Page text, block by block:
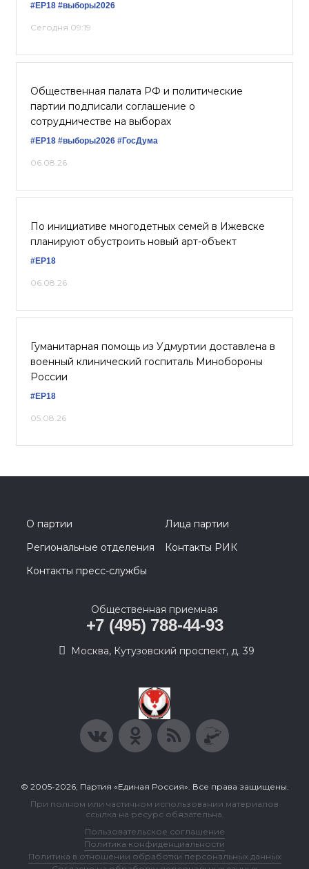
#ЕР18 #выборы2026
Сегодня 09:19
Общественная палата РФ и политические
партии подписали соглашение о
сотрудничестве на выборах
#ЕР18 #выборы2026 #ГосДума
06.08.26
По инициативе многодетных семей в Ижевске
планируют обустроить новый арт-объект
#ЕР18
06.08.26
Гуманитарная помощь из Удмуртии доставлена в
военный клинический госпиталь Минобороны
России
#ЕР18
05.08.26
О партии
Лица партии
Региональные отделения
Контакты РИК
Контакты пресс-службы
Общественная приемная
+7 (495) 788-44-93
Москва, Кутузовский проспект, д. 39
© 2005-2026, Партия «Единая Россия». Все права защищены.
При полном или частичном использовании материалов
ссылка на ресурс обязательна.
Пользовательское соглашение
Политика конфиденциальности
Политика в отношении обработки персональных данных